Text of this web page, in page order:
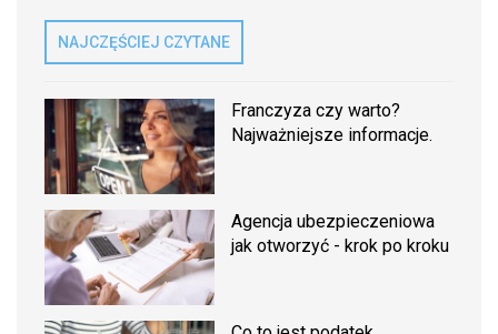
NAJCZĘŚCIEJ CZYTANE
Franczyza czy warto?
Najważniejsze informacje.
Agencja ubezpieczeniowa
jak otworzyć - krok po kroku